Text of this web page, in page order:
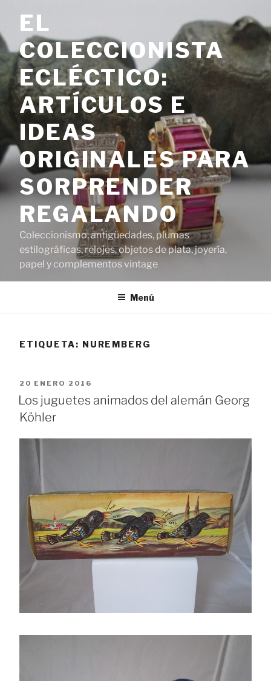
contenido
EL
COLECCIONISTA
ECLÉCTICO:
ARTÍCULOS E
IDEAS
ORIGINALES PARA
SORPRENDER
REGALANDO
Coleccionismo, antigüedades, plumas
estilográficas, relojes, objetos de plata, joyería,
papel y complementos vintage
Menú
ETIQUETA: NUREMBERG
PUBLICADO
EL
20 ENERO 2016
Los juguetes animados del alemán Georg
Köhler